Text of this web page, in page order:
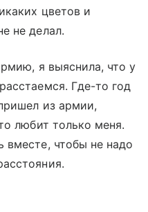
цветов и
не делал.
я выяснила, что у
Где-то год
из армии,
любит только меня.
вместе, чтобы не надо